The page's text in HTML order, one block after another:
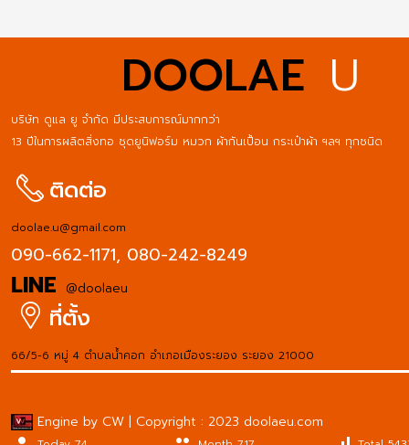
DOOLAE U
บริษัท ดูแล ยู จำกัด มีประสบการณ์มากกว่า
13 ปีในการผลิตสิ่งทอ ชุดยูนิฟอร์ม หมวก ผ้ากันเปื้อน กระเป๋าผ้า ฯลฯ ทุกชนิด
ติดต่อ
doolae.u@gmail.com
090-662-1171, 080-242-8249
LINE @doolaeu
ที่ตั้ง
66/5-6 หมู่ 4 ตำบลน้ำคอก อำเภอเมืองระยอง ระยอง 21000
Engine by CW | Copyright : 2023 doolaeu.com